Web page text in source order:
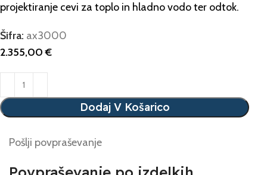
projektiranje cevi za toplo in hladno vodo ter odtok.
Šifra: ax3000
2.355,00€
Dodaj V Košarico
Pošlji povpraševanje